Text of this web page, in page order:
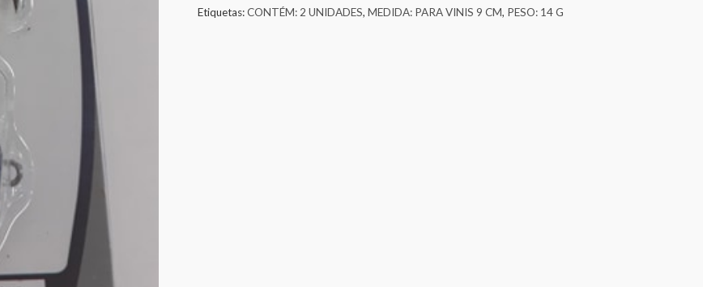
Etiquetas:CONTÉM: 2 UNIDADES, MEDIDA: PARA VINIS 9 CM, PESO: 14 G